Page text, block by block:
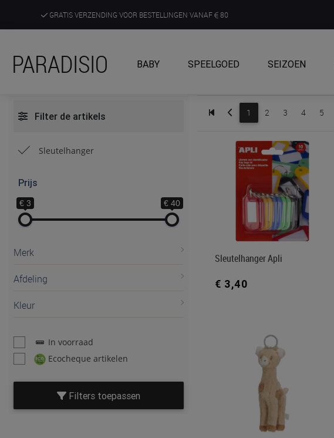
GRATIS VERZENDING VOOR BESTELLINGEN VANAF 80
ONTDEK, BELEEF EN KRIJG ADVIES IN ONZE WINKELS
PARADISIO BABY SPEELGOED SEIZOEN
Filter de artikels
Sleutelhanger
Prijs
€ 3 € 40
Merk
Afdeling
Kleur
In voorraad
Ecocheque artikelen
Filters toepassen
1 2 3 4 5
Sleutelhanger Apli
€ 3,40